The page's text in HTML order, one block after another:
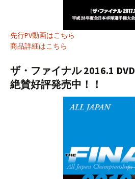
先行PV動画はこちら
商品詳細はこちら
ザ・ファイナル 2016.1 DVD
絶賛好評発売中！！